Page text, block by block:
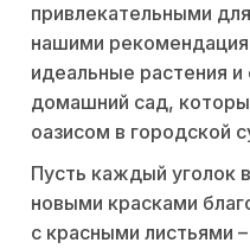
привлекательными
нашими
идеальные растения
домашний сад,
оазисом в городской
Пусть каждый уголок
новыми красками
с красными листьями